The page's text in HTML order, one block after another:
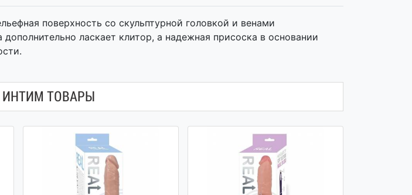
поверхность со скульптурной головкой и венами
ласкает клитор, а надежная присоска в основании
ТОВАРЫ